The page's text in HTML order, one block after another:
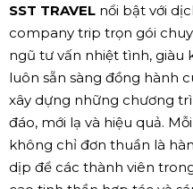
SST TRAVEL nổi bật với
company trip trọn gói
ngũ tư vấn nhiệt tình, giàu
luôn sẵn sàng đồng hành
xây dựng những chương
đáo, mới lạ và hiệu quả.
không chỉ đơn thuần là
dịp để các thành viên